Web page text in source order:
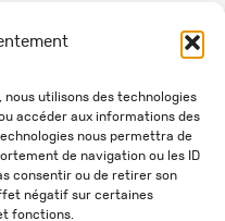
utilisons des technologies
accéder aux informations des
nous permettra de
de navigation ou les ID
consentir ou de retirer son
négatif sur certaines
fonctions.